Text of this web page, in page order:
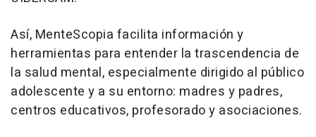
Así, MenteScopia facilita información y
herramientas para entender la trascendencia de
la salud mental, especialmente dirigido al público
adolescente y a su entorno: madres y padres,
centros educativos, profesorado y asociaciones.